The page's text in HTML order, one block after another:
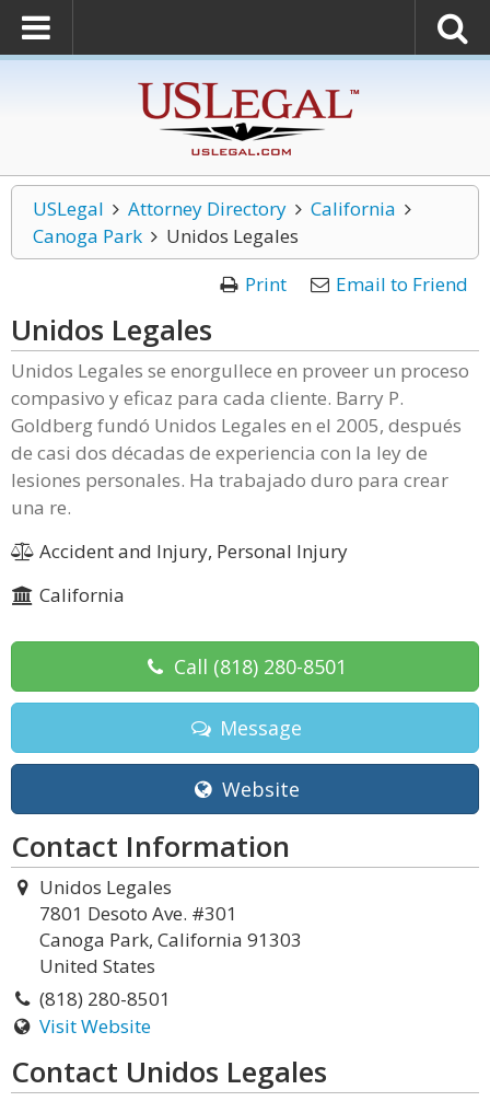
USLegal Attorney Directory
California
Canoga Park
Unidos Legales
Print
Email to Friend
Unidos Legales
Unidos Legales se enorgullece en proveer un proceso
compasivo y eficaz para cada cliente. Barry P.
Goldberg fundó Unidos Legales en el 2005, después
de casi dos décadas de experiencia con la ley de
lesiones personales. Ha trabajado duro para crear
una re.
Accident and Injury, Personal Injury
California
Call (818) 280-8501
Message
Website
Contact Information
Unidos Legales
7801 Desoto Ave. #301
Canoga Park, California 91303
United States
(818) 280-8501
Visit Website
Contact Unidos Legales